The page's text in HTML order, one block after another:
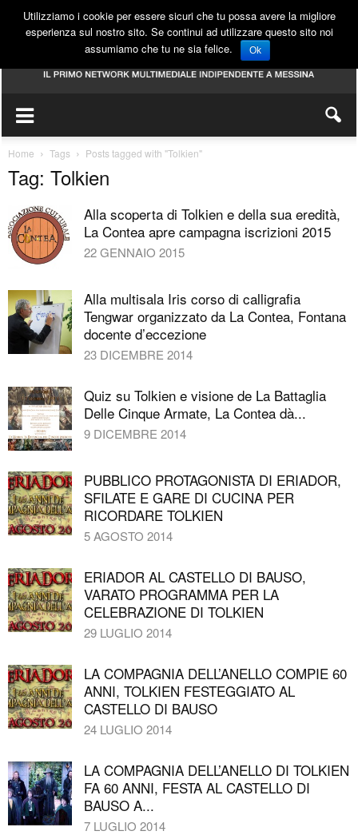
Home Tags Posts tagged with "Tolkien"
Tag: Tolkien
Alla scoperta di Tolkien e della sua eredità,
La Contea apre campagna iscrizioni 2015
22 GENNAIO 2015
Alla multisala Iris corso di calligrafia
Tengwar organizzato da La Contea, Fontana
docente d’eccezione
23 DICEMBRE 2014
Quiz su Tolkien e visione de La Battaglia
Delle Cinque Armate, La Contea dà...
9 DICEMBRE 2014
PUBBLICO PROTAGONISTA DI ERIADOR,
SFILATE E GARE DI CUCINA PER
RICORDARE TOLKIEN
5 AGOSTO 2014
ERIADOR AL CASTELLO DI BAUSO,
VARATO PROGRAMMA PER LA
CELEBRAZIONE DI TOLKIEN
29 LUGLIO 2014
LA COMPAGNIA DELL’ANELLO COMPIE 60
ANNI, TOLKIEN FESTEGGIATO AL
CASTELLO DI BAUSO
24 LUGLIO 2014
LA COMPAGNIA DELL’ANELLO DI TOLKIEN
FA 60 ANNI, FESTA AL CASTELLO DI
BAUSO A...
7 LUGLIO 2014
Utilizziamo i cookie per essere sicuri che tu possa avere la migliore
esperienza sul nostro sito. Se continui ad utilizzare questo sito noi
assumiamo che tu ne sia felice.
Ok